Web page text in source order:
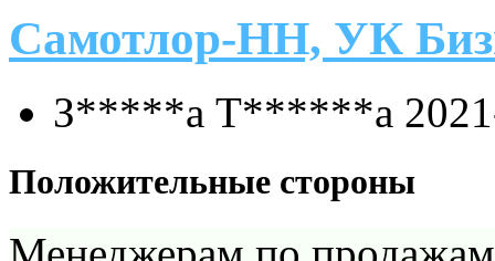
Самотлор-НН, УК
З*****а Т******а
Положительные стороны